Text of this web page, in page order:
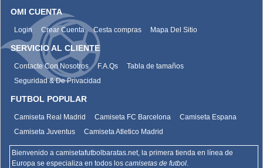
OMI CUENTA
Login Crear Cuenta Cesta compras Mapa Del Sitio
SERVICIO AL CLIENTE
Contacte Con Nosotros F.A.Qs
Tabla de tamaños
Seguridad & De Privacidad
FUTBOL POPULAR
Camiseta Real Madrid Camiseta FC Barcelona
Camiseta Espana
Camiseta Juventus
Camiseta Atletico Madrid
Bienvenido a camisetafutbolbaratas.net, la primera tienda en línea de
Europa se especializa en todos los camisetas de futbol.